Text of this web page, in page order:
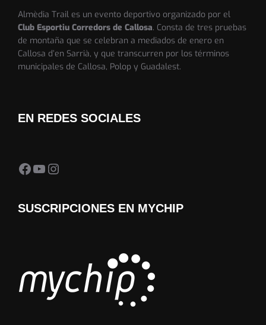
Almèdia Trail es un evento deportivo organizado por el
Club Esportiu Corredors de Callosa. Consta de tres pruebas
de montaña que se celebran a mediados de enero en
Callosa d’en Sarrià, y que transcurren por los términos
municipales de Callosa, Polop y Guadalest.
EN REDES SOCIALES
Facebook Almedia TrailYouTube
Instagram
SUSCRIPCIONES EN MYCHIP